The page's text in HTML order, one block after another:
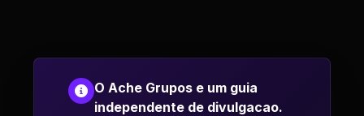
O Ache Grupos e um guia
independente de divulgacao.